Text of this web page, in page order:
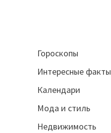
Гороскопы
Интересные факты
Календари
Мода и стиль
Недвижимость